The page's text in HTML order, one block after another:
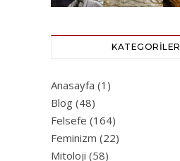
KATEGORILER
Anasayfa (1)
Blog (48)
Felsefe (164)
Feminizm (22)
Mitoloji (58)